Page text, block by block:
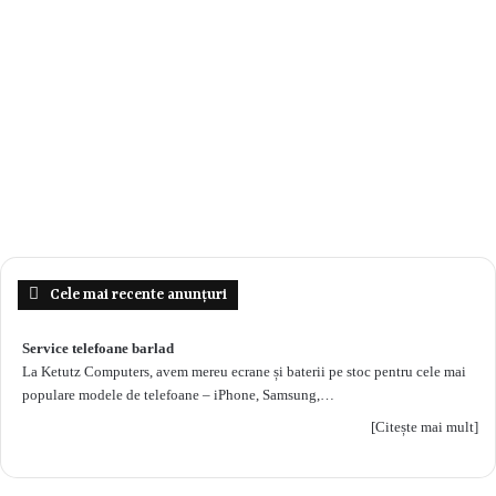
Cele mai recente anunțuri
Service telefoane barlad
La Ketutz Computers, avem mereu ecrane și baterii pe stoc pentru cele mai
populare modele de telefoane – iPhone, Samsung,…
[Citește mai mult]